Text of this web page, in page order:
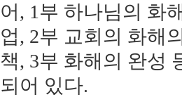
어, 1부 하나님의 화
업, 2부 교회의 화해
책, 3부 화해의 완성
되어 있다.